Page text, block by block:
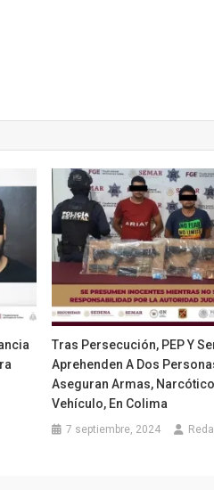
Tras Persecución, PEP Y
Aprehenden A Dos
Aseguran Armas,
Vehículo, En Colima
7 septiembre, 2024